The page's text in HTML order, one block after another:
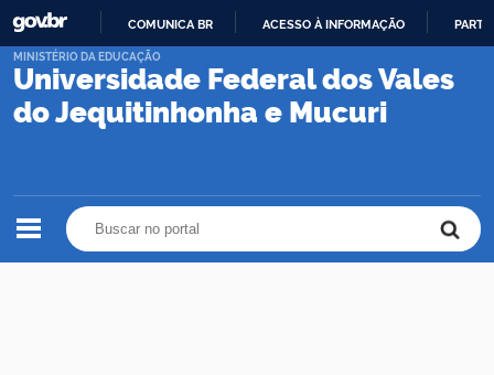
PARA
CONTEÚDO
COMUNICA BR ACESSO À INFORMAÇÃO
Universidade Federal dos Vales
do Jequitinhonha e Mucuri
MINISTÉRIO DA EDUCAÇÃO